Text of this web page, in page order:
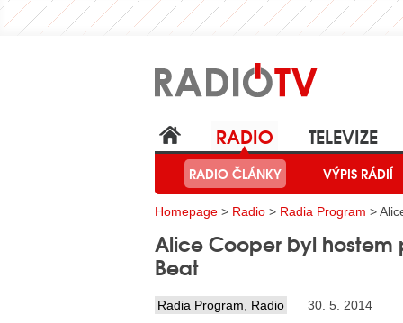
RADIO
RADIO ČLÁNKY VÝPIS RÁDIÍ
TELEVIZE
Homepage > Radio > Radia Program >
Alice Cooper byl hostem
Beat
Radia Program Radio 30. 5. 2014